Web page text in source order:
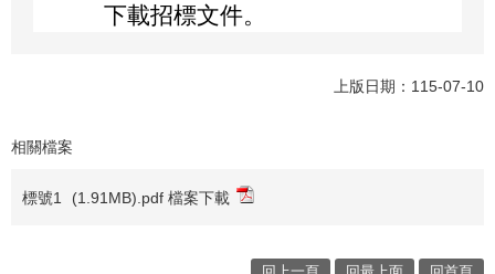
下載招標文件。
上版日期：115-07-10
相關檔案
標號1 (1.91MB).pdf 檔案下載